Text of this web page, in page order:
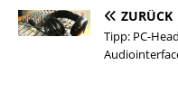
ZURÜCK
Tipp: PC-